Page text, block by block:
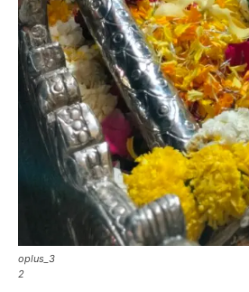
oplus_3
2